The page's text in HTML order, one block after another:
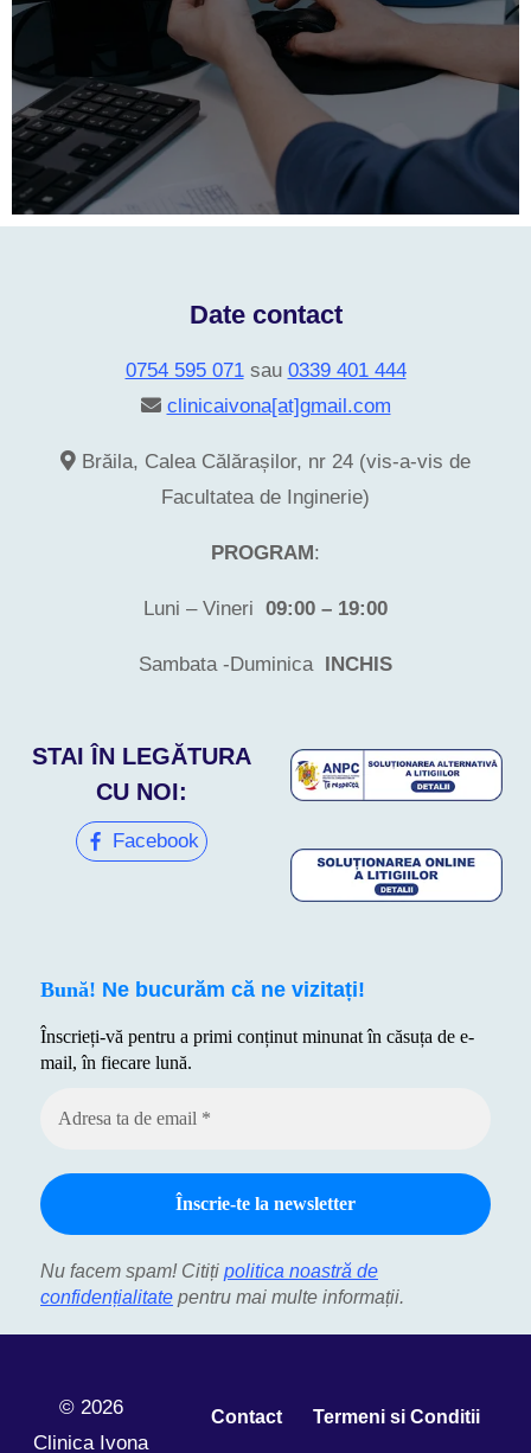
Date contact
0754 595 071sau 0339 401 444
clinicaivona[at]gmail.com
Brăila, Calea Călărașilor, nr 24 (vis-a-vis de
Facultatea de Inginerie)
PROGRAM :
Luni – Vineri 09:00 – 19:00
Sambata -Duminica INCHIS
STAI ÎN LEGĂTURA
CU NOI:
Facebook
Bună! Ne bucurăm că ne vizitați!
Înscrieți-vă pentru a primi conținut minunat în căsuța de e-
mail, în fiecare lună.
Nu facem spam! Citiți politica noastră de
confidențialitate pentru mai multe informații.
© 2026
Clinica Ivona
Contact Termeni si Conditii